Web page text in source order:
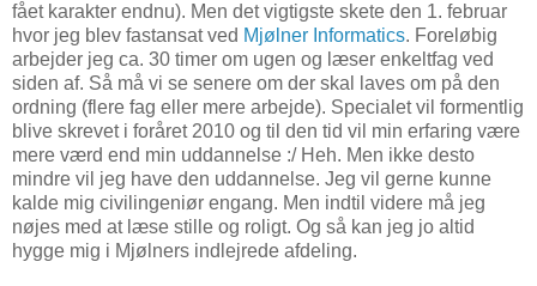
fået karakter endnu). Men det vigtigste skete den 1. februar
hvor jeg blev fastansat ved Mjølner Informatics. Foreløbig
arbejder jeg ca. 30 timer om ugen og læser enkeltfag ved
siden af. Så må vi se senere om der skal laves om på den
ordning (flere fag eller mere arbejde). Specialet vil formentlig
blive skrevet i foråret 2010 og til den tid vil min erfaring være
mere værd end min uddannelse :/ Heh. Men ikke desto
mindre vil jeg have den uddannelse. Jeg vil gerne kunne
kalde mig civilingeniør engang. Men indtil videre må jeg
nøjes med at læse stille og roligt. Og så kan jeg jo altid
hygge mig i Mjølners indlejrede afdeling.